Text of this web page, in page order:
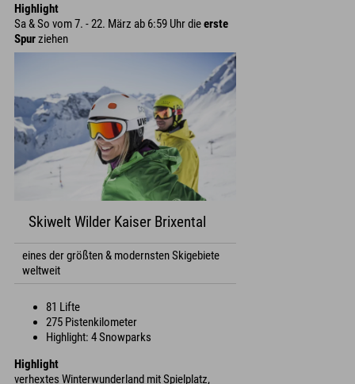
Highlight
Sa & So vom 7. - 22. März ab 6:59 Uhr dieerste
Spurziehen
Skiwelt Wilder Kaiser Brixental
eines der größten & modernsten Skigebiete
weltweit
81 Lifte
275 Pistenkilometer
Highlight: 4 Snowparks
Highlight
verhextes Winterwunderland mit Spielplatz,